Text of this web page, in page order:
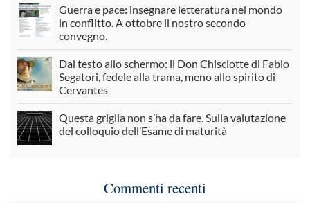
Guerra e pace: insegnare letteratura nel mondo
in conflitto. A ottobre il nostro secondo
convegno.
Dal testo allo schermo: il Don Chisciotte di Fabio
Segatori, fedele alla trama, meno allo spirito di
Cervantes
Questa griglia non s’ha da fare. Sulla valutazione
del colloquio dell’Esame di maturità
Commenti recenti